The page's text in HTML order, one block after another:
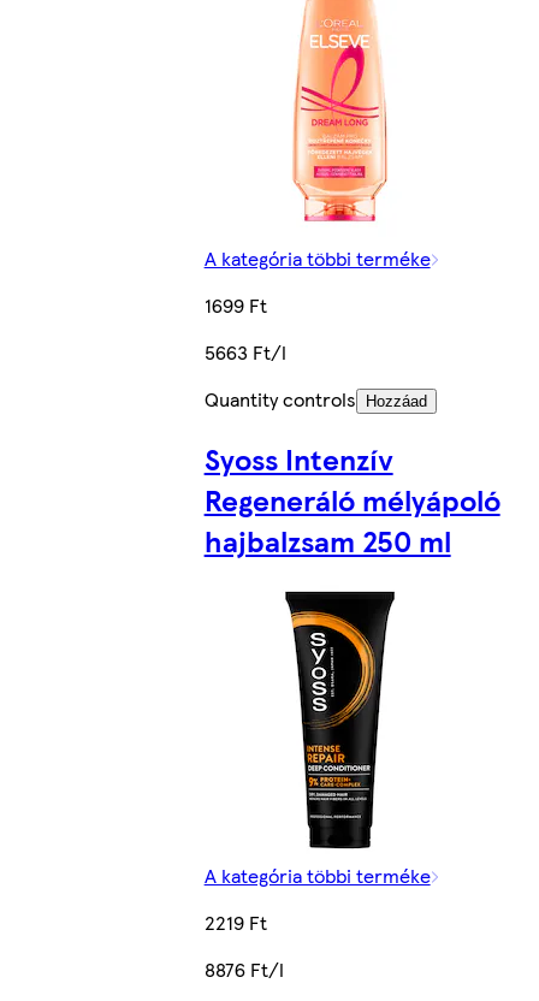
A kategória többi terméke
1699 Ft
5663 Ft/l
Quantity controls
Hozzáad
Syoss Intenzív
Regeneráló mélyápoló
hajbalzsam 250 ml
A kategória többi terméke
2219 Ft
8876 Ft/l